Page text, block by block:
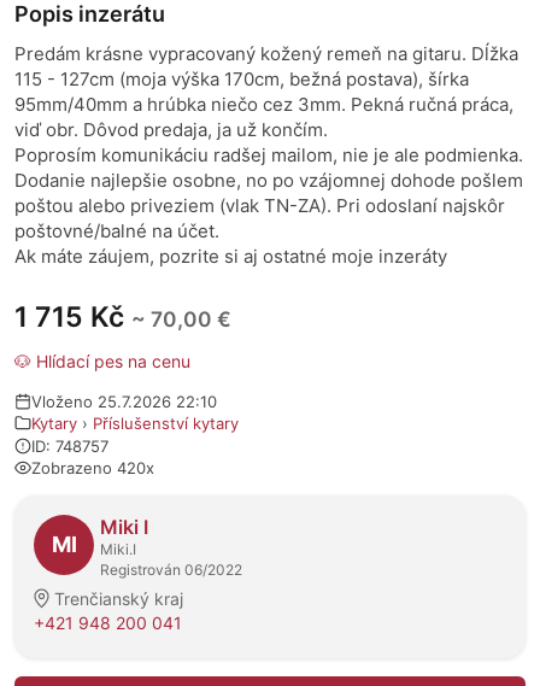
1 715 Kč ~ 70,00 €
🐶 Hlídací pes na cenu
Vloženo 25.7.2026 22:10
Kytary › Příslušenství kytary
ID: 748757
Zobrazeno 420x
O prodejci
MI
Miki I
Miki.I
Registrován 06/2022
Trenčianský kraj
+421 948 200 041
Popis inzerátu
Predám krásne vypracovaný kožený remeň na gitaru. Dĺžka
115 - 127cm (moja výška 170cm, bežná postava), šírka
95mm/40mm a hrúbka niečo cez 3mm. Pekná ručná práca,
viď obr. Dôvod predaja, ja už končím.
Poprosím komunikáciu radšej mailom, nie je ale podmienka.
Dodanie najlepšie osobne, no po vzájomnej dohode pošlem
poštou alebo priveziem (vlak TN-ZA). Pri odoslaní najskôr
poštovné/balné na účet.
Ak máte záujem, pozrite si aj ostatné moje inzeráty